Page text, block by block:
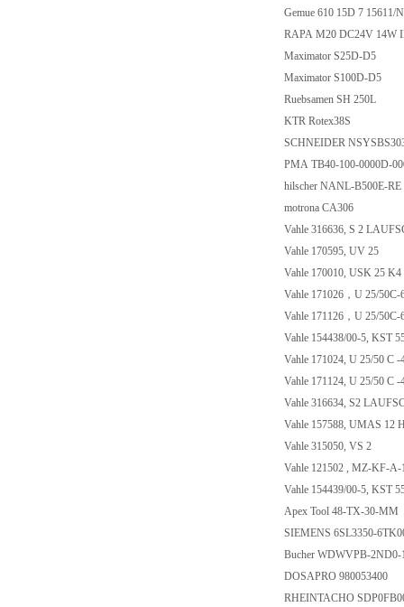
Gemue 610 15D 7 15611/
RAPA M20 DC24V 14W
Maximator S25D-D5
Maximator S100D-D5
Ruebsamen SH 250L
KTR Rotex38S
SCHNEIDER
PMA TB40-100-0000D-
hilscher NANL-B500E-RE
motrona CA306
Vahle 316636, S 2
Vahle 170595, UV 25
Vahle 170010, USK 25 K4
Vahle 171026，U 25/
Vahle 171126，U 25/
Vahle 154438/00-5, KST
Vahle 171024, U 25/50 C
Vahle 171124, U 25/50 C
Vahle 316634, S2
Vahle 157588, UMAS 12
Vahle 315050, VS 2
Vahle 121502 , MZ-KF-
Vahle 154439/00-5, KST
Apex Tool 48-TX-30-MM
SIEMENS 6SL3350-
Bucher WDWVPB-
DOSAPRO 980053400
RHEINTACHO